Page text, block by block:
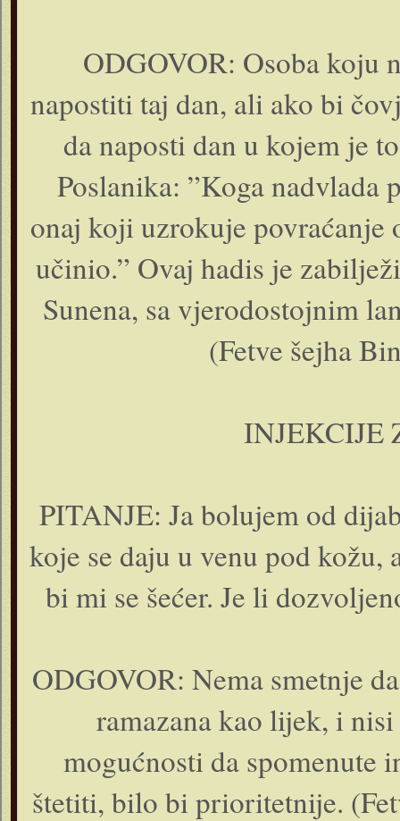
ODGOVOR: Osoba koju
napostiti taj dan, ali ako bi
da naposti dan u kojem je
Poslanika: ”Koga nadvlada
onaj koji uzrokuje povraćanje
učinio.” Ovaj hadis je
Sunena, sa vjerodostojnim
(Fetve šejha
INJEKCIJE
PITANJE: Ja bolujem od
koje se daju u venu pod
bi mi se šećer. Je li
ODGOVOR: Nema smetnje
ramazana kao lijek, i
mogućnosti da spomenute
štetiti, bilo bi prioritetnije.